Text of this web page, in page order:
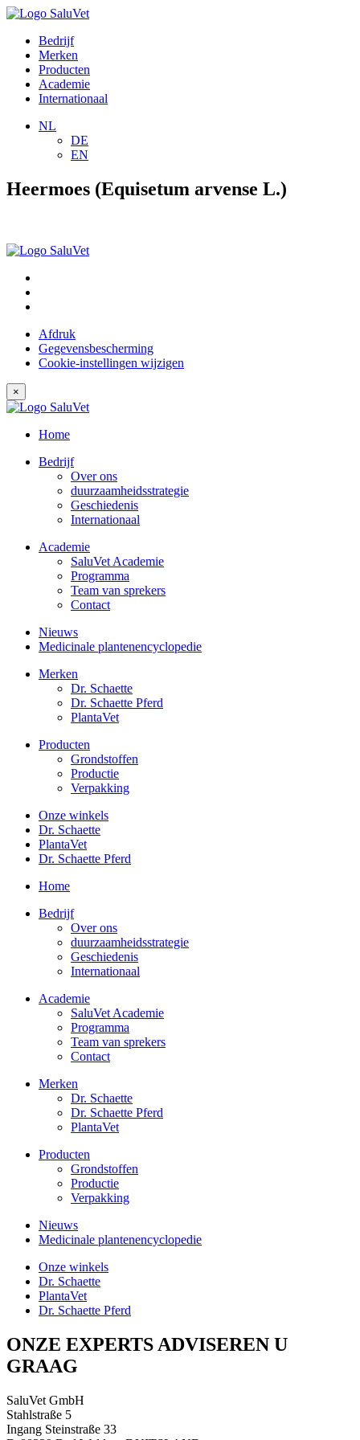
Bedrijf
Merken
Producten
Academie
Internationaal
NL
DE
EN
Heermoes (Equisetum arvense L.)
Afdruk
Gegevensbescherming
Cookie-instellingen wijzigen
×
Home
Bedrijf
Over ons
duurzaamheidsstrategie
Geschiedenis
Internationaal
Academie
SaluVet Academie
Programma
Team van sprekers
Contact
Nieuws
Medicinale plantenencyclopedie
Merken
Dr. Schaette
Dr. Schaette Pferd
PlantaVet
Producten
Grondstoffen
Productie
Verpakking
Onze winkels
Dr. Schaette
PlantaVet
Dr. Schaette Pferd
Home
Bedrijf
Over ons
duurzaamheidsstrategie
Geschiedenis
Internationaal
Academie
SaluVet Academie
Programma
Team van sprekers
Contact
Merken
Dr. Schaette
Dr. Schaette Pferd
PlantaVet
Producten
Grondstoffen
Productie
Verpakking
Nieuws
Medicinale plantenencyclopedie
Onze winkels
Dr. Schaette
PlantaVet
Dr. Schaette Pferd
ONZE EXPERTS ADVISEREN U
GRAAG
SaluVet GmbH
Stahlstraße 5
Ingang Steinstraße 33